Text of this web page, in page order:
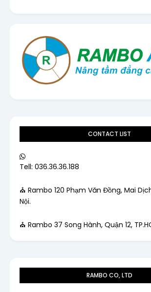
CONTACT LIST
Tell: 036.36.36.188
⛪ Rambo 120 Phạm Văn Đồng, Mai
Nội.
⛪ Rambo 37 Song Hành, Quận 12,
RAMBO CO, LTD